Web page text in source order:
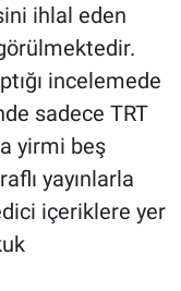
ihlal eden
incelemede
sadece TRT
yirmi beş
yayınlarla
içeriklere yer